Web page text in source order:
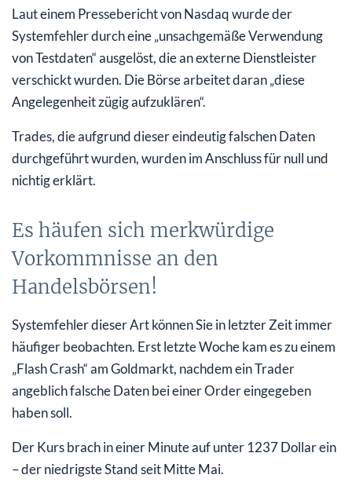
Laut einem Pressebericht von Nasdaq wurde der
Systemfehler durch eine „unsachgemäße Verwendung
von Testdaten“ ausgelöst, die an externe Dienstleister
verschickt wurden. Die Börse arbeitet daran „diese
Angelegenheit zügig aufzuklären“.
Trades, die aufgrund dieser eindeutig falschen Daten
durchgeführt wurden, wurden im Anschluss für null und
nichtig erklärt.
Es häufen sich merkwürdige
Vorkommnisse an den
Handelsbörsen!
Systemfehler dieser Art können Sie in letzter Zeit immer
häufiger beobachten. Erst letzte Woche kam es zu einem
„Flash Crash“ am Goldmarkt, nachdem ein Trader
angeblich falsche Daten bei einer Order eingegeben
haben soll.
Der Kurs brach in einer Minute auf unter 1237 Dollar ein
– der niedrigste Stand seit Mitte Mai.